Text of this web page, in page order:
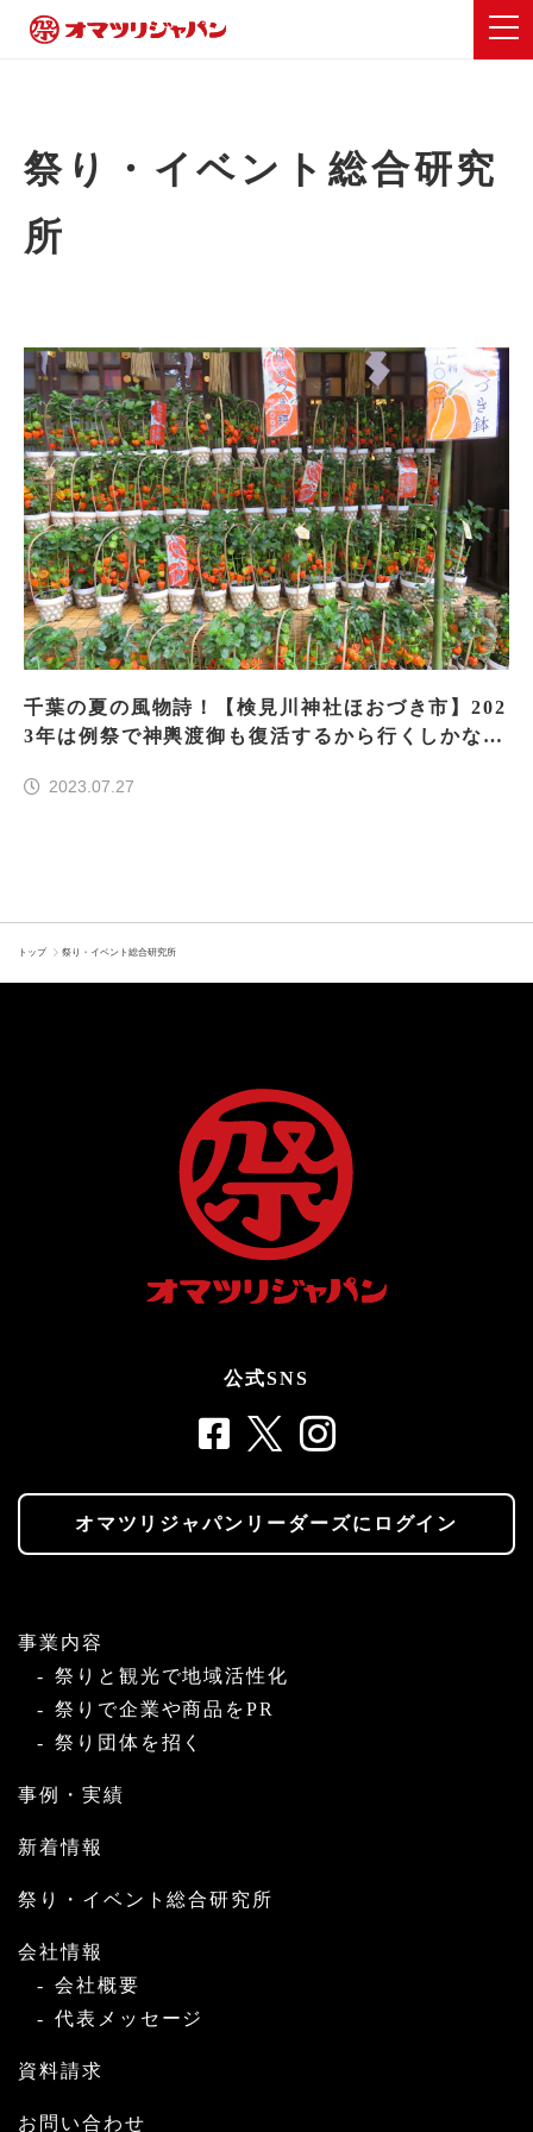
祭り・イベント総合研究
所
千葉の夏の風物詩！【検見川神社ほおづき市】202
3年は例祭で神輿渡御も復活するから行くしかな
2023.07.27
トップ 祭り・イベント総合研究所
公式SNS
オマツリジャパンリーダーズにログイン
事業内容
祭りと観光で地域活性化
祭りで企業や商品をPR
祭り団体を招く
事例・実績
新着情報
祭り・イベント総合研究所
会社情報
会社概要
代表メッセージ
資料請求
お問い合わせ